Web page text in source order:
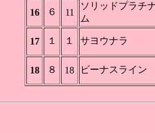
16 ６ 11
ソリッドプラチ
ム
17 １ １ サヨウナラ
18 ８ 18 ビーナスライン